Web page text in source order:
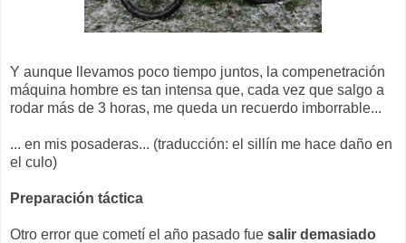
Y aunque llevamos poco tiempo juntos, la compenetración
máquina hombre es tan intensa que, cada vez que salgo a
rodar más de 3 horas, me queda un recuerdo imborrable...
... en mis posaderas... (traducción: el sillín me hace daño en
el culo)
Preparación táctica
Otro error que cometí el año pasado fue salir demasiado